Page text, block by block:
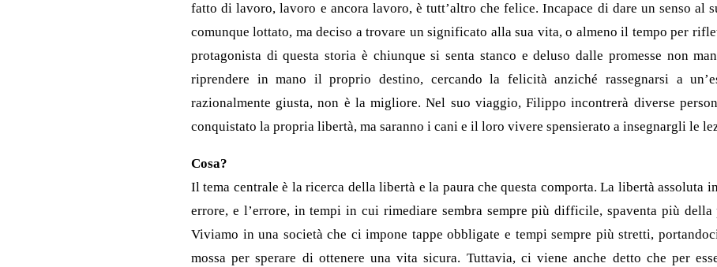
fatto di lavoro, lavoro e ancora lavoro, è tutt’altro che felice. Incapace di dare un senso al
comunque lottato, ma deciso a trovare un significato alla sua vita, o almeno il tempo per
protagonista di questa storia è chiunque si senta stanco e deluso dalle promesse non
riprendere in mano il proprio destino, cercando la felicità anziché rassegnarsi a
razionalmente giusta, non è la migliore. Nel suo viaggio, Filippo incontrerà diverse
conquistato la propria libertà, ma saranno i cani e il loro vivere spensierato a insegnargli le
Cosa?
Il tema centrale è la ricerca della libertà e la paura che questa comporta. La libertà
errore, e l’errore, in tempi in cui rimediare sembra sempre più difficile, spaventa più della
Viviamo in una società che ci impone tappe obbligate e tempi sempre più stretti,
mossa per sperare di ottenere una vita sicura. Tuttavia, ci viene anche detto che per